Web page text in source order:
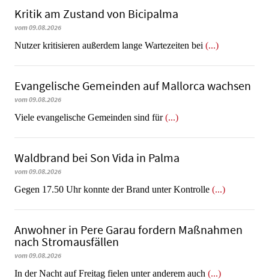
Kritik am Zustand von Bicipalma
vom 09.08.2026
Nutzer kritisieren außerdem lange Wartezeiten bei (...)
Evangelische Gemeinden auf Mallorca wachsen
vom 09.08.2026
Viele evangelische Gemeinden sind für(...)
Waldbrand bei Son Vida in Palma
vom 09.08.2026
Gegen 17.50 Uhr konnte der Brand unter Kontrolle (...)
Anwohner in Pere Garau fordern Maßnahmen
nach Stromausfällen
vom 09.08.2026
In der Nacht auf Freitag fielen unter anderem auch (...)